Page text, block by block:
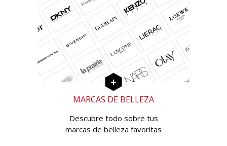
MARCAS DE BELLEZA
Descubre todo sobre tus
marcas de belleza favoritas